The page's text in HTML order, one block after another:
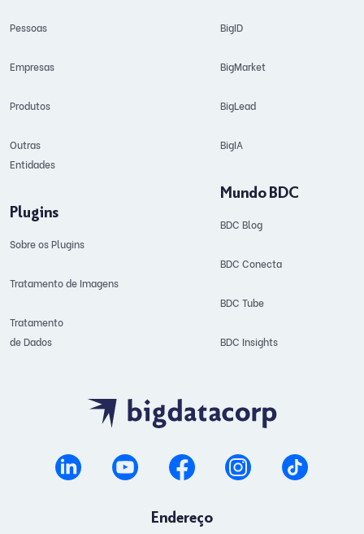
Pessoas
Empresas
Produtos
Outras
Entidades
Plugins
Sobre os Plugins
Tratamento de Imagens
Tratamento
de Dados
BigID
BigMarket
BigLead
BigIA
Mundo BDC
BDC Blog
BDC Conecta
BDC Tube
BDC Insights
Endereço